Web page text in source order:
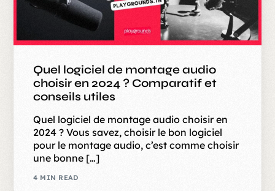
Quel logiciel de montage audio
choisir en 2024 ? Comparatif et
conseils utiles
Quel logiciel de montage audio choisir en
2024 ? Vous savez, choisir le bon logiciel
pour le montage audio, c’est comme choisir
une bonne […]
4 MIN READ